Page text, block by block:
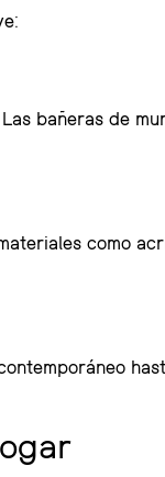
bañeras de
como